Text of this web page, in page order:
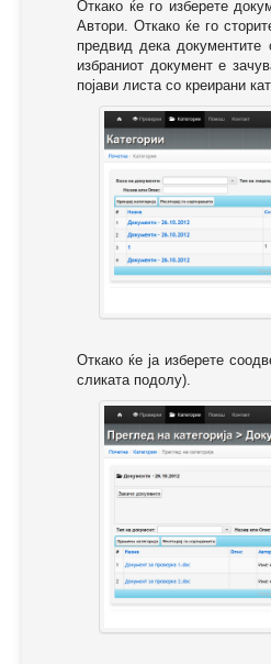
Откако ќе го изберете
Автори. Откако ќе го
предвид дека
избраниот документ е
појави листа со креирани
Откако ќе ја изберете
сликата подолу).